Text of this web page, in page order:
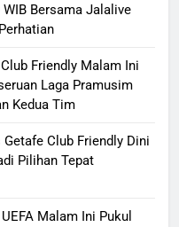
Bersama Jalalive
Friendly Malam Ini
Laga Pramusim
Kedua Tim
Club Friendly Dini
Pilihan Tepat
Malam Ini Pukul